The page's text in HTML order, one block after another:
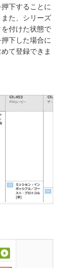
下することに
た、シリーズ
付けた状態で
下した場合に
て登録できま